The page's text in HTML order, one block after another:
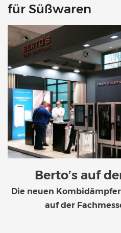
für Süßwaren
Berto’s auf
Die neuen
auf der